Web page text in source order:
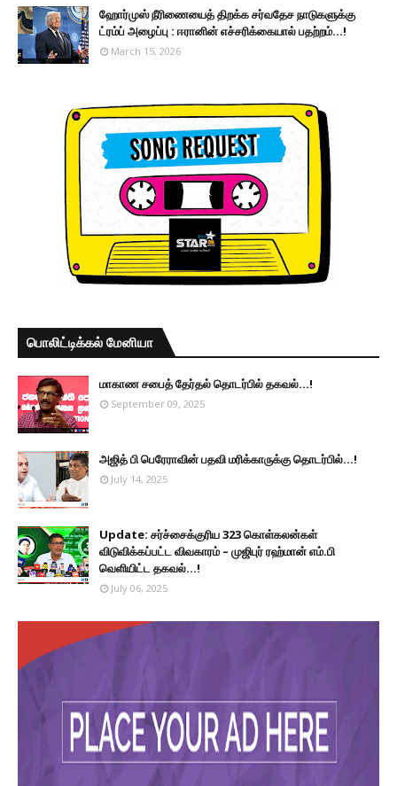
ஹோர்முஸ் நீரிணையைத் திறக்க சர்வதேச நாடுகளுக்கு
ட்ரம்ப் அழைப்பு : ஈரானின் எச்சரிக்கையால் பதற்றம்...!
March 15, 2026
பொலிட்டிக்கல் மேனியா
மாகாண சபைத் தேர்தல் தொடர்பில் தகவல்...!
September 09, 2025
அஜித் பி பெரேராவின் பதவி மரிக்காருக்கு தொடர்பில்...!
July 14, 2025
Update: சர்ச்சைக்குரிய 323 கொள்கலன்கள்
விடுவிக்கப்பட்ட விவகாரம் – முஜிபுர் ரஹ்மான் எம்.பி
வெளியிட்ட தகவல்...!
July 06, 2025